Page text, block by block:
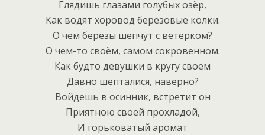
Глядишь глазами голубых озёр,
Как водят хоровод берёзовые колки.
О чем берёзы шепчут с ветерком?
О чем-то своём, самом сокровенном.
Как будто девушки в кругу своем
Давно шепталися, наверно?
Войдешь в осинник, встретит он
Приятною своей прохладой,
И горьковатый аромат